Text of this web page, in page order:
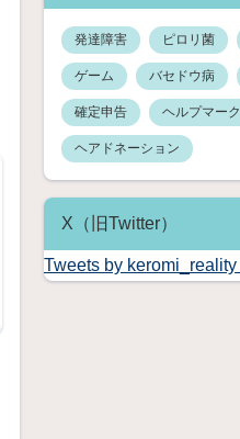
発達障害 ピロリ菌
ゲーム バセドウ病
確定申告 ヘルプマーク
ヘアドネーション
X（旧Twitter）
Tweets by keromi_reality